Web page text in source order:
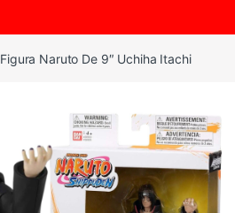
Figura Naruto De 9″ Uchiha Itachi